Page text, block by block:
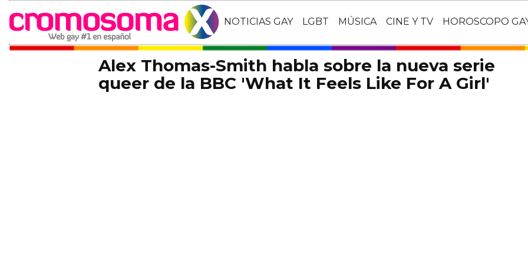
NOTICIAS GAY LGBT MÚSICA CINE Y TV HOROSCOPO
Alex Thomas-Smith habla sobre la nueva serie
queer de la BBC 'What It Feels Like For A Girl'